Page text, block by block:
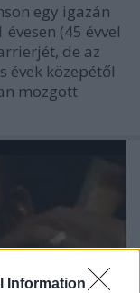
Information
egy igazán
(45 évvel
de az
évek közepétől
mozgott